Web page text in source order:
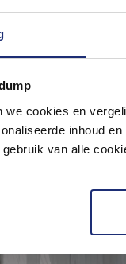
we cookies en
inhoud
van alle